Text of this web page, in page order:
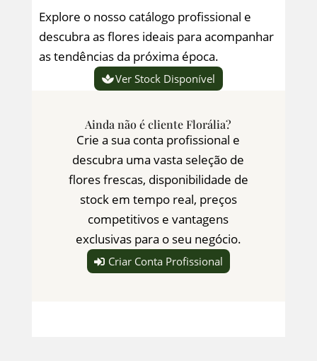
Explore o nosso catálogo profissional e
descubra as flores ideais para acompanhar
as tendências da próxima época.
Ver Stock Disponível
Ainda não é cliente Florália?
Crie a sua conta profissional e
descubra uma vasta seleção de
flores frescas, disponibilidade de
stock em tempo real, preços
competitivos e vantagens
exclusivas para o seu negócio.
Criar Conta Profissional